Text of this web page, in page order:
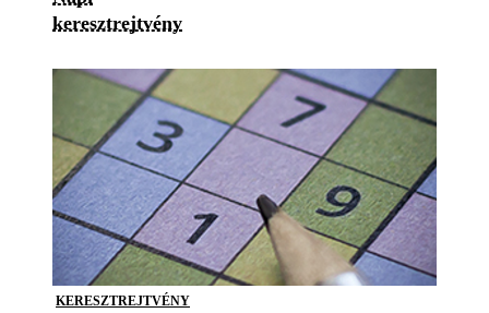
keresztrejtvény
KERESZTREJTVÉNY